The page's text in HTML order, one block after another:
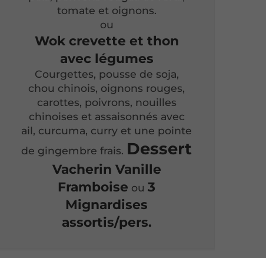
tomate et oignons.
ou
Wok crevette et thon
avec légumes
Courgettes, pousse de soja,
chou chinois, oignons rouges,
carottes, poivrons, nouilles
chinoises et assaisonnés avec
ail, curcuma, curry et une pointe
de gingembre frais. Dessert
Vacherin Vanille
Framboise ou 3
Mignardises
assortis/pers.